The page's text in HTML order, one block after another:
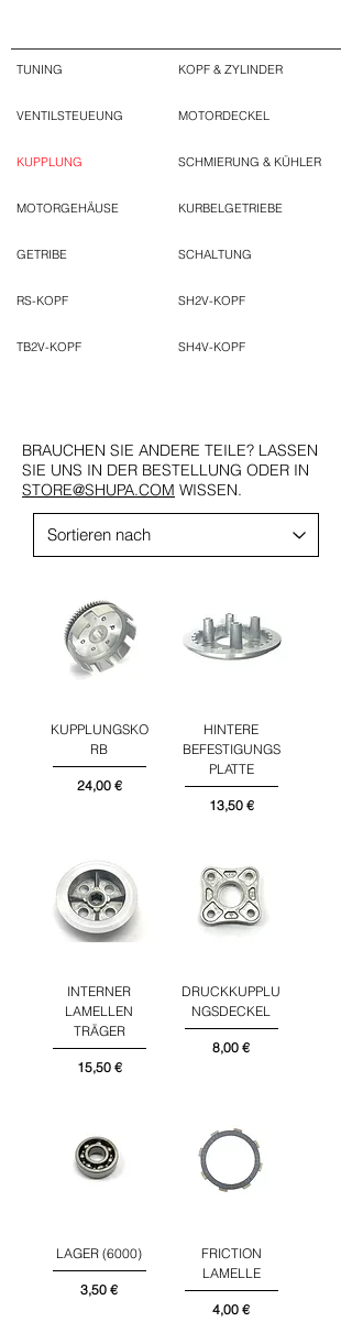
TUNING
VENTILSTEUEUNG
KUPPLUNG
MOTORGEHÄUSE
GETRIBE
RS-KOPF
TB2V-KOPF
KOPF & ZYLINDER
MOTORDECKEL
SCHMIERUNG & KÜHLER
KURBELGETRIEBE
SCHALTUNG
SH2V-KOPF
SH4V-KOPF
BRAUCHEN SIE ANDERE TEILE? LASSEN
SIE UNS IN DER BESTELLUNG ODER IN
STORE@SHUPA.COM WISSEN.
KUPPLUNGSKO
RB
Preis
24,00 €
HINTERE
BEFESTIGUNGS
PLATTE
Preis
13,50 €
INTERNER
LAMELLEN
TRÄGER
Preis
15,50 €
DRUCKKUPPLU
NGSDECKEL
Preis
8,00 €
LAGER (6000)
Preis
3,50 €
FRICTION
LAMELLE
Preis
4,00 €